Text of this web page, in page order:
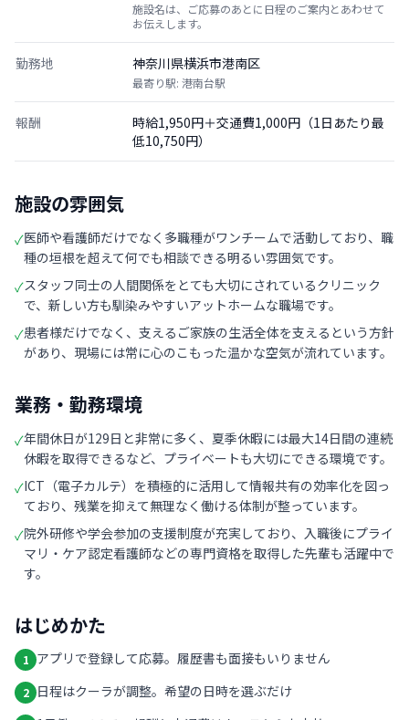
施設名は、ご応募のあとに日程のご案内とあわせて
お伝えします。
勤務地 神奈川県横浜市港南区
最寄り駅: 港南台駅
報酬
時給1,950円＋交通費1,000円（1日あたり最
低10,750円）
施設の雰囲気
✓医師や看護師だけでなく多職種がワンチームで活動しており、職
種の垣根を超えて何でも相談できる明るい雰囲気です。
✓スタッフ同士の人間関係をとても大切にされているクリニック
で、新しい方も馴染みやすいアットホームな職場です。
✓患者様だけでなく、支えるご家族の生活全体を支えるという方針
があり、現場には常に心のこもった温かな空気が流れています。
業務・勤務環境
✓年間休日が129日と非常に多く、夏季休暇には最大14日間の連続
休暇を取得できるなど、プライベートも大切にできる環境です。
✓ICT（電子カルテ）を積極的に活用して情報共有の効率化を図っ
ており、残業を抑えて無理なく働ける体制が整っています。
✓院外研修や学会参加の支援制度が充実しており、入職後にプライ
マリ・ケア認定看護師などの専門資格を取得した先輩も活躍中で
す。
はじめかた
1 アプリで登録して応募。履歴書も面接もいりません
2 日程はクーラが調整。希望の日時を選ぶだけ